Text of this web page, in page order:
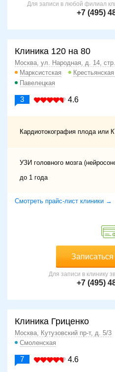
Для записи в любой филиал
+7 (495)
Клиника 120 на 80
Москва, ул. Народная, д. 14,
Марксистская
Павелецкая
3 4.6
Кардиотокография плода или
УЗИ головного мозга
до 1 года
Смотреть прайс-лист клиники →
Для записи в клинику
+7 (495)
Клиника Гриценко
Москва, Кутузовский пр-т, д. 5/3
Смоленская
7 4.6